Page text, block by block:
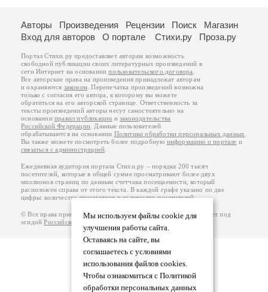
Мы используем файлы cookie для
улучшения работы сайта.
Оставаясь на сайте, вы
соглашаетесь с условиями
использования файлов cookies.
Чтобы ознакомиться с Политикой
обработки персональных данных
Авторы Произведения Рецензии Поиск
Магазин
Вход для авторов
О портале Стихи.ру Проза.ру
Портал Стихи.ру предоставляет авторам возможность
свободной публикации своих литературных произведений в
сети Интернет на основаниипользовательского договора
Все авторские права на произведения принадлежат авторам
и охраняются законом . Перепечатка произведений возможна
только с согласия его автора, к которому вы можете
обратиться на его авторской странице. Ответственность за
тексты произведений авторы несут самостоятельно на
основанииправил публикации изаконодательства
Российской Федерации . Данные пользователей
обрабатываются на основании Политики обработки персональных данных
Вы также можете посмотреть более подробную информацию о портале и
связаться с администрацией
Ежедневная аудитория портала Стихи.ру – порядка 200 тысяч
посетителей, которые в общей сумме просматривают более двух
миллионов страниц по данным счетчика посещаемости, который
расположен справа от этого текста. В каждой графе указано по две
цифры: количество просмотров и количество посетителей.
© Все права принадлежат авторам, 2000-2026. Портал работает под
эгидойРоссийского союза писателей 18+